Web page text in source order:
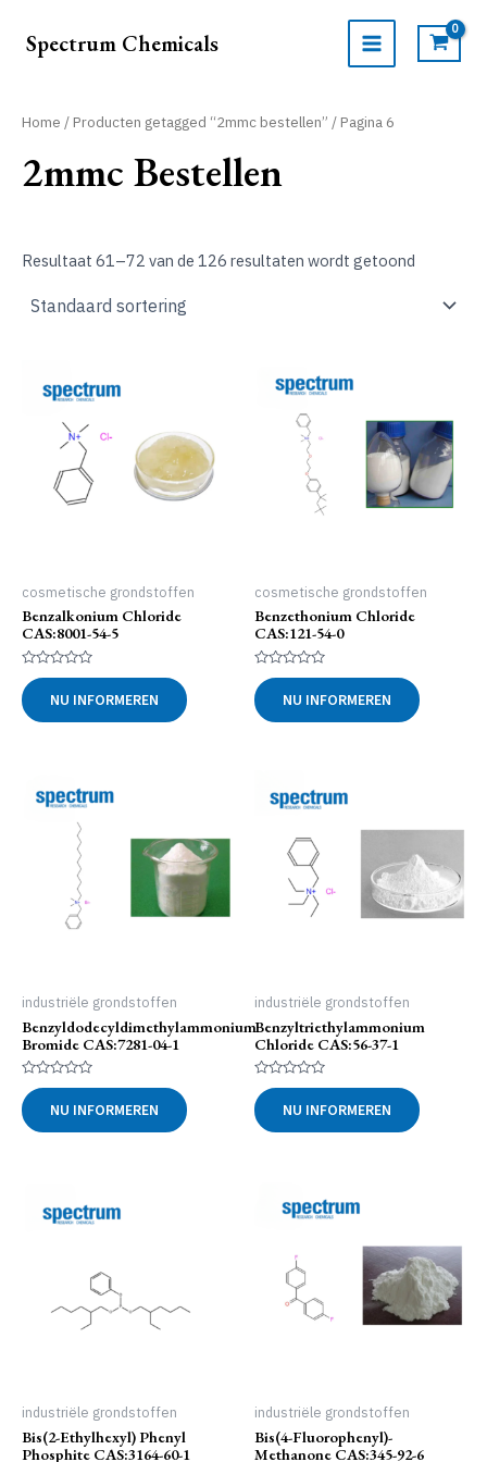
naarSpectrum Chemicals
MAIN
Home /Producten getagged “2mmc bestellen” / Pagina 6
2mmc Bestellen
Resultaat 61–72 van de 126 resultaten wordt getoond
cosmetische grondstoffen
Benzalkonium Chloride
CAS:8001-54-5
Gewaardeerd
0
uit
5
NU INFORMEREN
cosmetische grondstoffen
Benzethonium Chloride
CAS:121-54-0
Gewaardeerd
0
uit
5
NU INFORMEREN
industriële grondstoffen
Benzyldodecyldimethylammonium
Bromide CAS:7281-04-1
Gewaardeerd
0
uit
5
NU INFORMEREN
industriële grondstoffen
Benzyltriethylammonium
Chloride CAS:56-37-1
Gewaardeerd
0
uit
5
NU INFORMEREN
industriële grondstoffen
Bis(2-Ethylhexyl) Phenyl
Phosphite CAS:3164-60-1
industriële grondstoffen
Bis(4-Fluorophenyl)-
Methanone CAS:345-92-6